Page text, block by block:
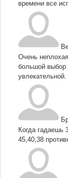
времени все
Очень
большой выбор
Когда гадаешь
45,40,38